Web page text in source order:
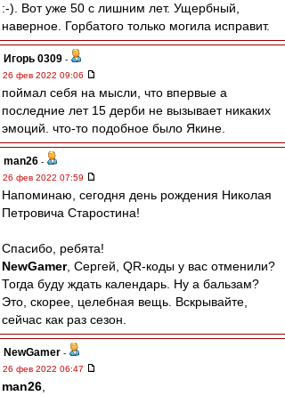
:-). Вот уже 50 с лишним лет. Ущербный,
наверное. Горбатого только могила исправит.
Игорь 0309 -
26 фев 2022 09:06
поймал себя на мысли, что впервые а
последние лет 15 дерби не вызывает никаких
эмоций. что-то подобное было Якине.
man26 -
26 фев 2022 07:59
Напоминаю, сегодня день рождения Николая
Петровича Старостина!
Спасибо, ребята!
NewGamer, Сергей, QR-коды у вас отменили?
Тогда буду ждать календарь. Ну а бальзам?
Это, скорее, целебная вещь. Вскрывайте,
сейчас как раз сезон.
NewGamer -
26 фев 2022 06:47
man26